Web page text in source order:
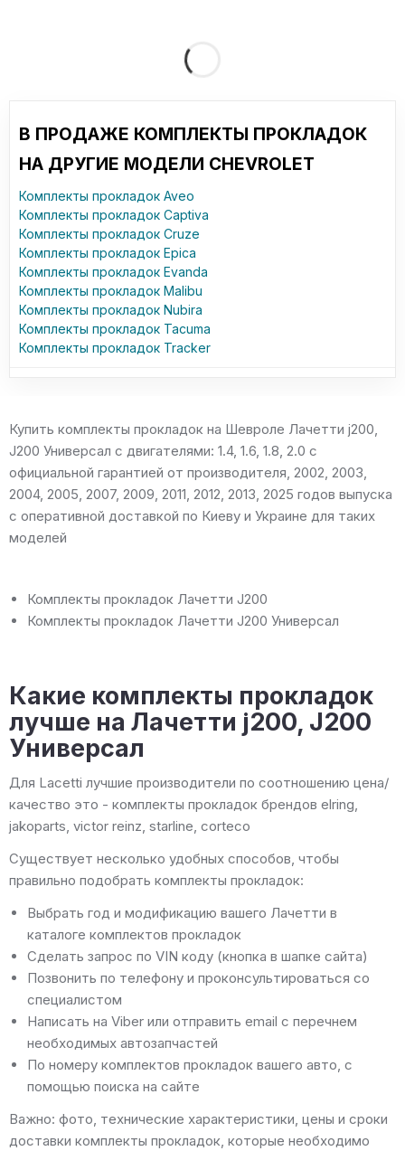
В ПРОДАЖЕ КОМПЛЕКТЫ ПРОКЛАДОК
НА ДРУГИЕ МОДЕЛИ CHEVROLET
Комплекты прокладок Aveo
Комплекты прокладок Captiva
Комплекты прокладок Cruze
Комплекты прокладок Epica
Комплекты прокладок Evanda
Комплекты прокладок Malibu
Комплекты прокладок Nubira
Комплекты прокладок Tacuma
Комплекты прокладок Tracker
Купить комплекты прокладок на Шевроле Лачетти j200,
J200 Универсал с двигателями: 1.4, 1.6, 1.8, 2.0 с
официальной гарантией от производителя, 2002, 2003,
2004, 2005, 2007, 2009, 2011, 2012, 2013, 2025 годов выпуска
с оперативной доставкой по Киеву и Украине для таких
моделей
Комплекты прокладок Лачетти J200
Комплекты прокладок Лачетти J200 Универсал
Какие комплекты прокладок
лучше на Лачетти j200, J200
Универсал
Для Lacetti лучшие производители по соотношению цена/
качество это - комплекты прокладок брендов elring,
jakoparts, victor reinz, starline, corteco
Существует несколько удобных способов, чтобы
правильно подобрать комплекты прокладок:
Выбрать год и модификацию вашего Лачетти в
каталоге комплектов прокладок
Сделать запрос по VIN коду (кнопка в шапке сайта)
Позвонить по телефону и проконсультироваться со
специалистом
Написать на Viber или отправить email с перечнем
необходимых автозапчастей
По номеру комплектов прокладок вашего авто, с
помощью поиска на сайте
Важно: фото, технические характеристики, цены и сроки
доставки комплекты прокладок, которые необходимо